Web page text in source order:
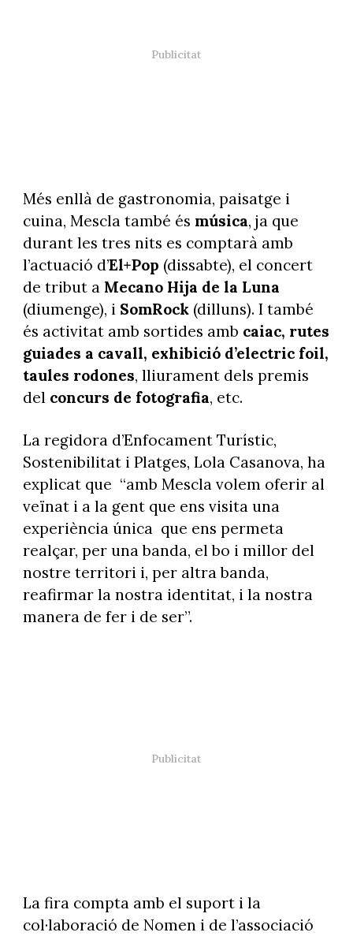
Més enllà de gastronomia, paisatge i
cuina, Mescla també és música, ja que
durant les tres nits es comptarà amb
l’actuació d’El+Pop (dissabte), el concert
de tribut a Mecano Hija de la Luna
(diumenge), i SomRock(dilluns). I també
és activitat amb sortides amb caiac, rutes
guiades a cavall, exhibició d’electric foil,
taules rodones, lliurament dels premis
del concurs de fotografia, etc.
La regidora d’Enfocament Turístic,
Sostenibilitat i Platges, Lola Casanova, ha
explicat que “amb Mescla volem oferir al
veïnat i a la gent que ens visita una
experiència única que ens permeta
realçar, per una banda, el bo i millor del
nostre territori i, per altra banda,
reafirmar la nostra identitat, i la nostra
manera de fer i de ser”.
La fira compta amb el suport i la
col·laboració de Nomen i de l’associació